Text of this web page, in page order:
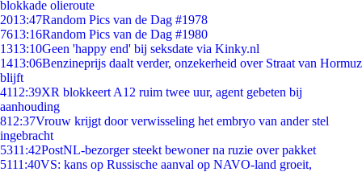
blokkade olieroute
2013:47Random Pics van de Dag #1978
7613:16Random Pics van de Dag #1980
1313:10Geen 'happy end' bij seksdate via Kinky.nl
1413:06Benzineprijs daalt verder, onzekerheid over Straat van Hormuz
blijft
4112:39XR blokkeert A12 ruim twee uur, agent gebeten bij
aanhouding
812:37Vrouw krijgt door verwisseling het embryo van ander stel
ingebracht
5311:42PostNL-bezorger steekt bewoner na ruzie over pakket
5111:40VS: kans op Russische aanval op NAVO-land groeit,